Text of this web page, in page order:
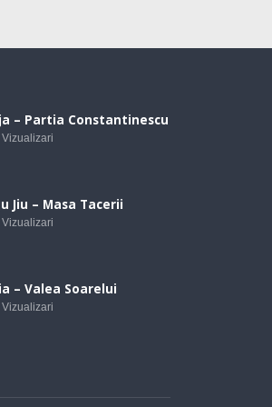
– Partia Constantinescu
Vizualizari
Jiu – Masa Tacerii
– Valea Soarelui
Vizualizari